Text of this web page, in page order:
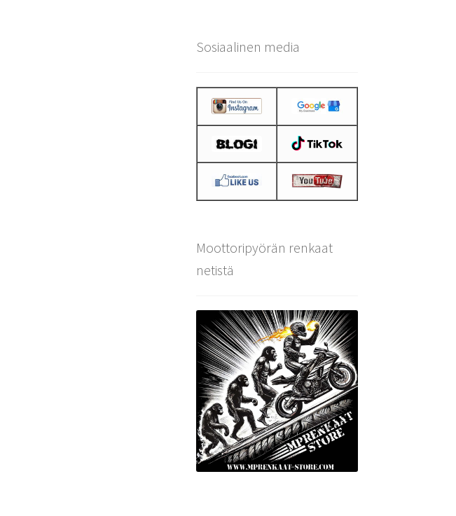
Sosiaalinen media
Moottoripyörän renkaat
netistä